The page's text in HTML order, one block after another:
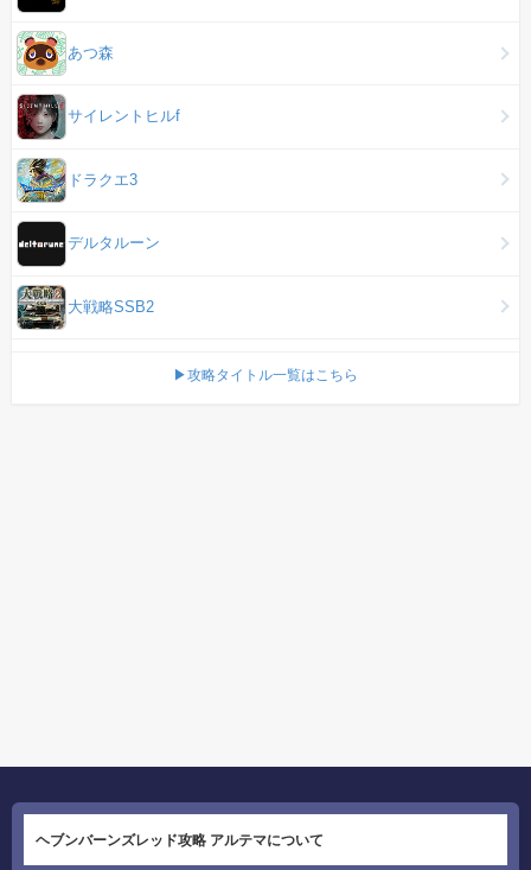
あつ森
サイレントヒルf
ドラクエ3
デルタルーン
大戦略SSB2
▶攻略タイトル一覧はこちら
ヘブンバーンズレッド攻略 アルテマについて